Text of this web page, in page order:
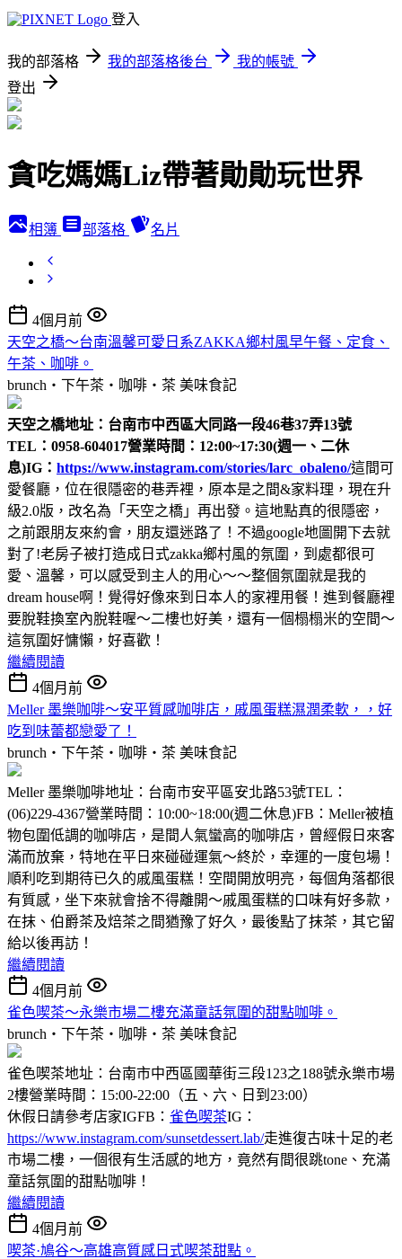
登入
我的部落格 我的部落格後台
我的帳號
登出
貪吃媽媽Liz帶著勛勛玩世界
相簿 部落格 名片
4個月前
天空之橋～台南溫馨可愛日系ZAKKA鄉村風早午餐、定食、
午茶、咖啡。
brunch‧下午茶‧咖啡‧茶 美味食記
天空之橋地址：台南市中西區大同路一段46巷37弄13號
TEL：0958-604017營業時間：12:00~17:30(週一、二休
息)IG： https://www.instagram.com/stories/larc_obaleno/這間可
愛餐廳，位在很隱密的巷弄裡，原本是之間&家料理，現在升
級2.0版，改名為「天空之橋」再出發。這地點真的很隱密，
之前跟朋友來約會，朋友還迷路了！不過google地圖開下去就
對了!老房子被打造成日式zakka鄉村風的氛圍，到處都很可
愛、溫馨，可以感受到主人的用心～～整個氛圍就是我的
dream house啊！覺得好像來到日本人的家裡用餐！進到餐廳裡
要脫鞋換室內脫鞋喔～二樓也好美，還有一個榻榻米的空間～
這氛圍好慵懶，好喜歡！
繼續閱讀
4個月前
Meller 墨樂咖啡～安平質感咖啡店，戚風蛋糕濕潤柔軟，，好
吃到味蕾都戀愛了！
brunch‧下午茶‧咖啡‧茶 美味食記
Meller 墨樂咖啡地址：台南市安平區安北路53號TEL：
(06)229-4367營業時間：10:00~18:00(週二休息)FB：Meller被植
物包圍低調的咖啡店，是間人氣蠻高的咖啡店，曾經假日來客
滿而放棄，特地在平日來碰碰運氣～終於，幸運的一度包場！
順利吃到期待已久的戚風蛋糕！空間開放明亮，每個角落都很
有質感，坐下來就會捨不得離開～戚風蛋糕的口味有好多款，
在抹、伯爵茶及焙茶之間猶豫了好久，最後點了抹茶，其它留
給以後再訪！
繼續閱讀
4個月前
雀色喫茶～永樂市場二樓充滿童話氛圍的甜點咖啡。
brunch‧下午茶‧咖啡‧茶 美味食記
雀色喫茶地址：台南市中西區國華街三段123之188號永樂市場
2樓營業時間：15:00-22:00（五、六、日到23:00）
休假日請參考店家IGFB： 雀色喫茶IG：
https://www.instagram.com/sunsetdessert.lab/走進復古味十足的老
市場二樓，一個很有生活感的地方，竟然有間很跳tone、充滿
童話氛圍的甜點咖啡！
繼續閱讀
4個月前
喫茶·鳩谷～高雄高質感日式喫茶甜點。